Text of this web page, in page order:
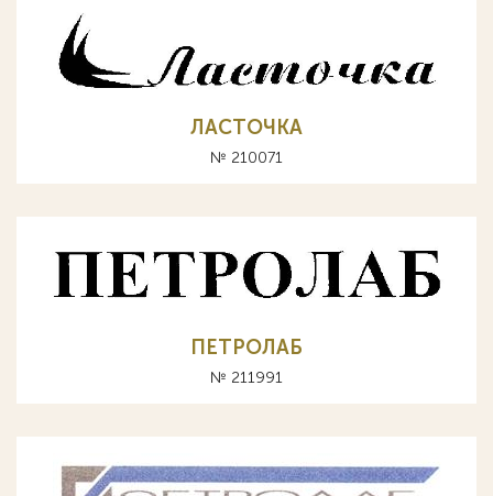
ЛАСТОЧКА
№ 210071
ПЕТРОЛАБ
№ 211991